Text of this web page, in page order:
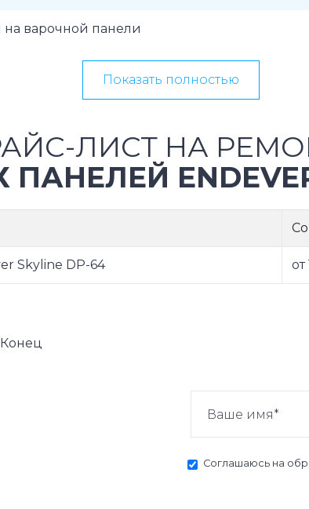
варочной панели
Показать полностью
ЛИСТ НА
Skyline DP-64 от
Соглашаюсь на